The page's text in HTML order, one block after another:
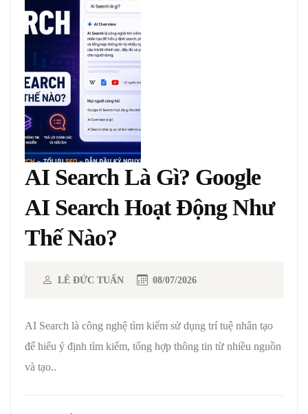
AI Search Là Gì? Google
AI Search Hoạt Động Như
Thế Nào?
LÊ ĐỨC TUẤN 08/07/2026
AI Search là công nghệ tìm kiếm sử dụng trí tuệ nhân tạo
để hiểu ý định tìm kiếm, tổng hợp thông tin từ nhiều nguồn
và tạo..